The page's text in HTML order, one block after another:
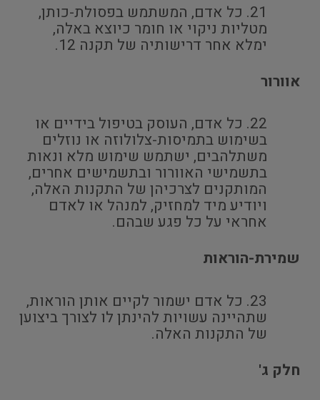
כל אדם, המשתמש בפסולת-כותן,
מטליות ניקוי או חומר כיוצא באלה,
ימלא אחר דרישותיה של תקנה 12.
אוורור
כל אדם, העוסק בטיפול בידיים או
בשימוש בתמיסות-צלולוזה או נוזלים
משתלהבים, ישתמש שימוש מלא ונאות
בתשמישי האוורור ובתשמישים אחרים,
המותקנים לצרכיהן של התקנות האלה,
ויודיע מיד למחזיק, למנהל או לאדם
אחראי על כל פגע שבהם.
שמירת-הוראות
כל אדם ישמור לקיים אותן הוראות,
שתהיינה עשויות להינתן לו לצורך ביצוען
של התקנות האלה.
חלק ג'